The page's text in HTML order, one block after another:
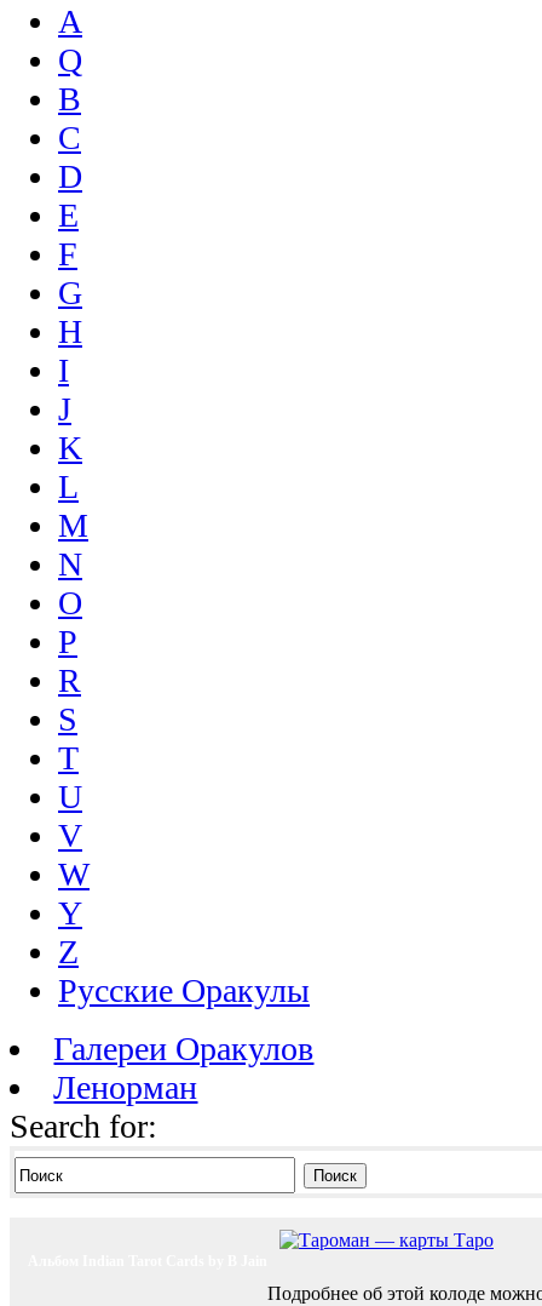
A
Q
B
C
D
E
F
G
H
I
J
K
L
M
N
O
P
R
S
T
U
V
W
Y
Z
Русские Оракулы
Галереи Оракулов
Ленорман
Search for:
Поиск
Подробнее об этой колоде